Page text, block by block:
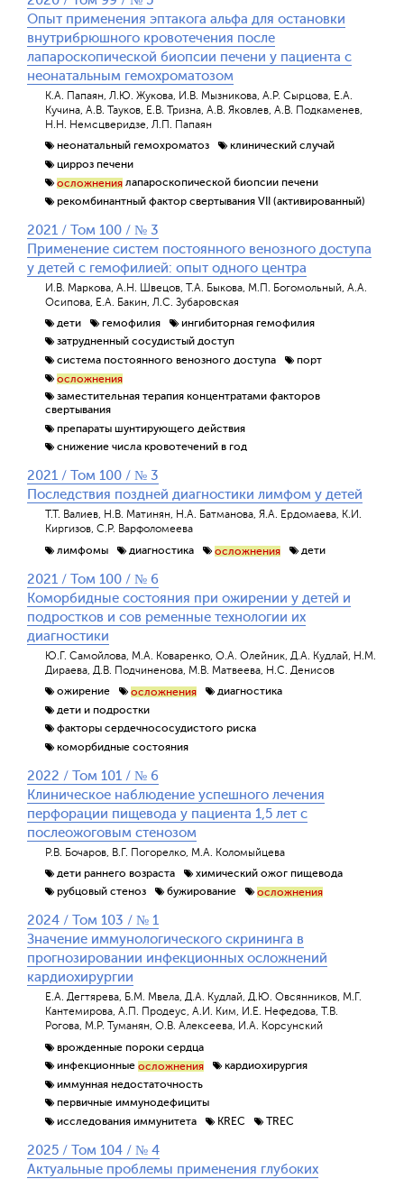
Опыт применения эптакога альфа для остановки
внутрибрюшного кровотечения после
лапароскопической биопсии печени у пациента с
неонатальным гемохроматозом
К.А. Папаян, Л.Ю. Жукова, И.В. Мызникова, А.Р. Сырцова, Е.А.
Кучина, А.В. Тауков, Е.В. Тризна, А.В. Яковлев, А.В. Подкаменев,
Н.Н. Немсцверидзе, Л.П. Папаян
неонатальный гемохроматоз
клинический случай
цирроз печени
осложнения лапароскопической биопсии печени
рекомбинантный фактор свертывания VII (активированный)
2021 / Том 100 / № 3
Применение систем постоянного венозного доступа
у детей с гемофилией: опыт одного центра
И.В. Маркова, А.Н. Швецов, Т.А. Быкова, М.П. Богомольный, А.А.
Осипова, Е.А. Бакин, Л.С. Зубаровская
дети
гемофилия
ингибиторная гемофилия
затрудненный сосудистый доступ
система постоянного венозного доступа
порт
осложнения
заместительная терапия концентратами факторов
свертывания
препараты шунтирующего действия
снижение числа кровотечений в год
2021 / Том 100 / № 3
Последствия поздней диагностики лимфом у детей
Т.Т. Валиев, Н.В. Матинян, Н.А. Батманова, Я.А. Ердомаева, К.И.
Киргизов, С.Р. Варфоломеева
лимфомы
диагностика осложнения дети
2021 / Том 100 / № 6
Коморбидные состояния при ожирении у детей и
подростков и сов ременные технологии их
диагностики
Ю.Г. Самойлова, М.А. Коваренко, О.А. Олейник, Д.А. Кудлай, Н.М.
Дираева, Д.В. Подчиненова, М.В. Матвеева, Н.С. Денисов
ожирение
осложнения
диагностика
дети и подростки
факторы сердечнососудистого риска
коморбидные состояния
2022 / Том 101 / № 6
Клиническое наблюдение успешного лечения
перфорации пищевода у пациента 1,5 лет с
послеожоговым стенозом
Р.В. Бочаров, В.Г. Погорелко, М.А. Коломыйцева
дети раннего возраста
химический ожог пищевода
рубцовый стеноз
бужирование осложнения
2024 / Том 103 / № 1
Значение иммунологического скрининга в
прогнозировании инфекционных осложнений
кардиохирургии
Е.А. Дегтярева, Б.М. Мвела, Д.А. Кудлай, Д.Ю. Овсянников, М.Г.
Кантемирова, А.П. Продеус, А.И. Ким, И.Е. Нефедова, Т.В.
Рогова, М.Р. Туманян, О.В. Алексеева, И.А. Корсунский
врожденные пороки сердца
инфекционные осложнения
кардиохирургия
иммунная недостаточность
первичные иммунодефициты
исследования иммунитета
KREC TREC
2025 / Том 104 / № 4
Актуальные проблемы применения глубоких